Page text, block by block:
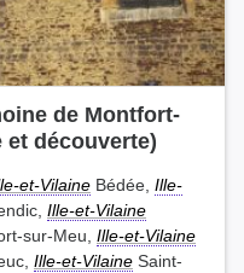
de Montfort-
découverte)
et-Vilaine Bédée, Ille-
Ille-et-Vilaine
sur-Meu, Ille-et-Vilaine
Ille-et-Vilaine Saint-